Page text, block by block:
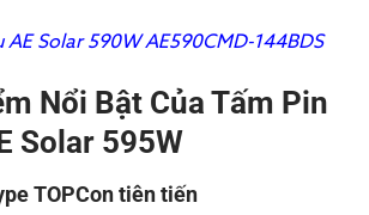
Solar 590W AE590CMD-144BDS
Nổi Bật Của Tấm Pin
Solar 595W
TOPCon tiên tiến